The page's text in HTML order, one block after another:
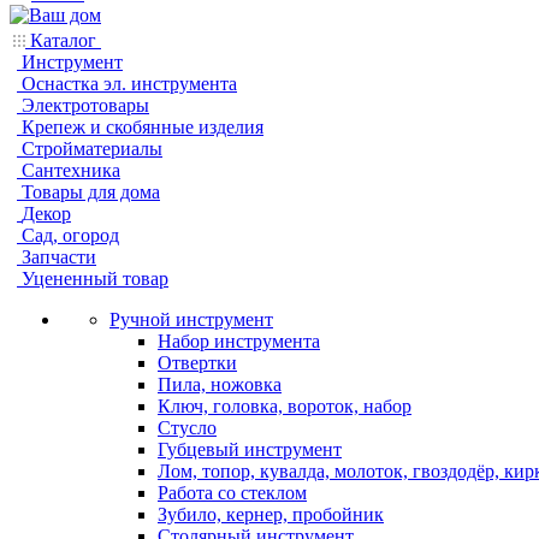
Каталог
Инструмент
Оснастка эл. инструмента
Электротовары
Крепеж и скобянные изделия
Стройматериалы
Сантехника
Товары для дома
Декор
Сад, огород
Запчасти
Уцененный товар
Ручной инструмент
Набор инструмента
Отвертки
Пила, ножовка
Ключ, головка, вороток, набор
Стусло
Губцевый инструмент
Лом, топор, кувалда, молоток, гвоздодёр,
Работа со стеклом
Зубило, кернер, пробойник